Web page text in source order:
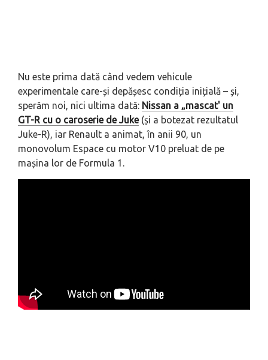
Nu este prima dată când vedem vehicule
experimentale care-și depășesc condiția inițială – și,
sperăm noi, nici ultima dată: Nissan a „mascat' un
GT-R cu o caroserie de Juke(și a botezat rezultatul
Juke-R), iar Renault a animat, în anii 90, un
monovolum Espace cu motor V10 preluat de pe
mașina lor de Formula 1.